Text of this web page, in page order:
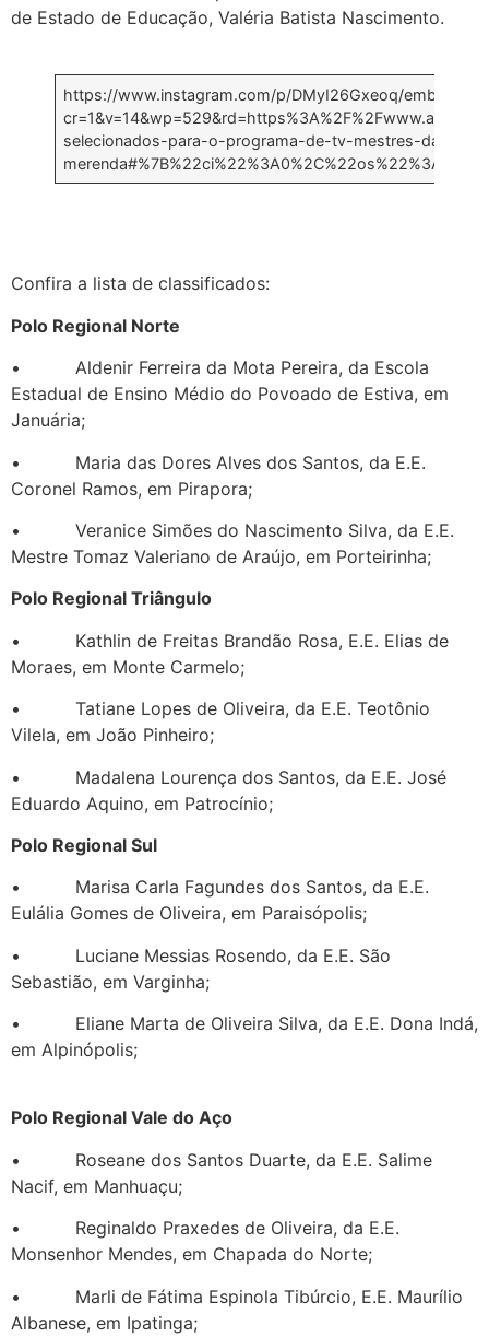
de Estado de Educação, Valéria Batista Nascimento.
https://www.instagram.com/p/DMyI26Gxeoq/embed/?
selecionados-para-o-programa-de-tv-mestres-da-
Confira a lista de classificados:
Polo Regional Norte
• Aldenir Ferreira da Mota Pereira, da Escola
Estadual de Ensino Médio do Povoado de Estiva, em
Januária;
• Maria das Dores Alves dos Santos, da E.E.
Coronel Ramos, em Pirapora;
• Veranice Simões do Nascimento Silva, da E.E.
Mestre Tomaz Valeriano de Araújo, em Porteirinha;
Polo Regional Triângulo
• Kathlin de Freitas Brandão Rosa, E.E. Elias de
Moraes, em Monte Carmelo;
• Tatiane Lopes de Oliveira, da E.E. Teotônio
Vilela, em João Pinheiro;
• Madalena Lourença dos Santos, da E.E. José
Eduardo Aquino, em Patrocínio;
Polo Regional Sul
• Marisa Carla Fagundes dos Santos, da E.E.
Eulália Gomes de Oliveira, em Paraisópolis;
• Luciane Messias Rosendo, da E.E. São
Sebastião, em Varginha;
• Eliane Marta de Oliveira Silva, da E.E. Dona Indá,
em Alpinópolis;
Polo Regional Vale do Aço
• Roseane dos Santos Duarte, da E.E. Salime
Nacif, em Manhuaçu;
• Reginaldo Praxedes de Oliveira, da E.E.
Monsenhor Mendes, em Chapada do Norte;
• Marli de Fátima Espinola Tibúrcio, E.E. Maurílio
Albanese, em Ipatinga;